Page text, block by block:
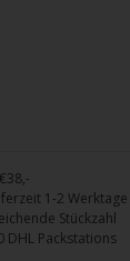
1-2 Werktage
Stückzahl
DHL Packstations